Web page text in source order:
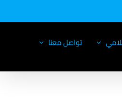
تواصل معنا